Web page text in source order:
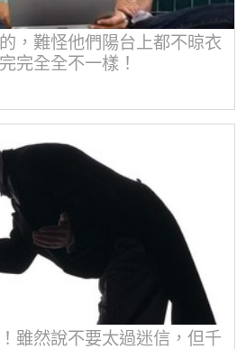
，難怪他們陽台上都不晾衣
完全全不一樣！
雖然說不要太過迷信，但千